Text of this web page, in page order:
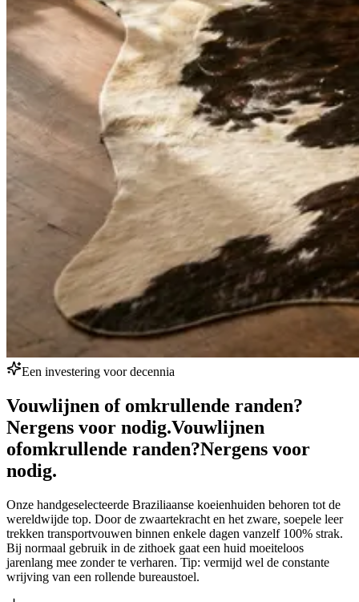
Een investering voor decennia
Vouwlijnen of omkrullende randen?
Nergens voor nodig.Vouwlijnen
ofomkrullende randen?Nergens voor
nodig.
Onze handgeselecteerde Braziliaanse koeienhuiden behoren tot de
wereldwijde top. Door de zwaartekracht en het zware, soepele leer
trekken transportvouwen binnen enkele dagen vanzelf 100% strak.
Bij normaal gebruik in de zithoek gaat een huid moeiteloos
jarenlang mee zonder te verharen. Tip: vermijd wel de constante
wrijving van een rollende bureaustoel.